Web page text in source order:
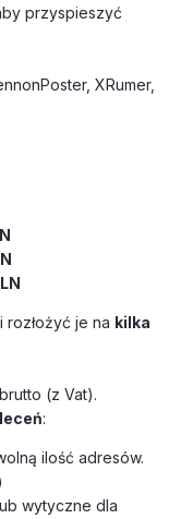
przyspieszyć
XRumer,
i rozłożyć je na kilka
(z Vat).
:
ilość adresów.
wytyczne dla